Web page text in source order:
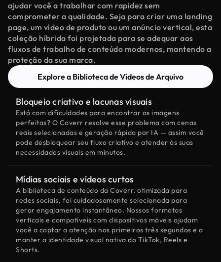
ajudar você a trabalhar com rapidez sem
comprometer a qualidade. Seja para criar uma landing
page, um vídeo de produto ou um anúncio vertical, esta
coleção híbrida foi projetada para se adequar aos
fluxos de trabalho de conteúdo modernos, mantendo a
proteção da sua marca.
Explore a Biblioteca de Vídeos de Arquivo
Bloqueio criativo e lacunas visuais
Está com dificuldades para encontrar as imagens
perfeitas? O Coverr resolve esse problema com cenas
reais selecionadas e geração rápida por IA — assim você
pode desbloquear seu fluxo criativo e atender às suas
necessidades visuais em minutos.
Mídias sociais e vídeos curtos
A biblioteca de conteúdo da Coverr, otimizada para
redes sociais, foi cuidadosamente selecionada para
gerar engajamento instantâneo. Nossos formatos
verticais e compatíveis com dispositivos móveis ajudam
você a captar a atenção nos primeiros três segundos e a
manter a identidade visual nativa do TikTok, Reels e
Shorts.